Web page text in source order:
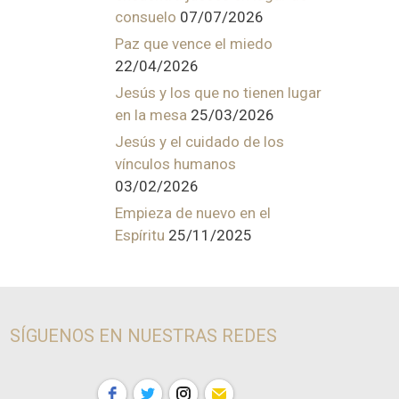
consuelo 07/07/2026
Paz que vence el miedo
22/04/2026
Jesús y los que no tienen lugar
en la mesa 25/03/2026
Jesús y el cuidado de los
vínculos humanos
03/02/2026
Empieza de nuevo en el
Espíritu 25/11/2025
SÍGUENOS EN NUESTRAS REDES